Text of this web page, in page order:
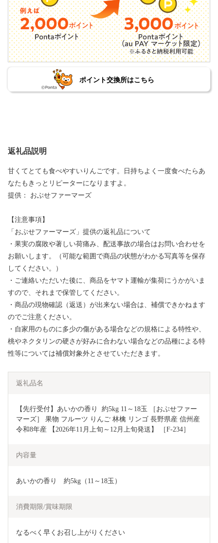
ポイント交換所はこちら
返礼品説明
甘くてとても食べやすいりんごです。日持ちよく一度食べたらあ
なたもきっとリピーターになりますよ。
提供： おぶせファーマーズ
【注意事項】
「おぶせファーマーズ」提供の返礼品について
・果実の腐敗や著しい荷痛み、配送事故の場合はお問い合わせを
お願いします。（可能な範囲で商品の状態がわかる写真等を保存
してください。）
・ご連絡いただいた後に、商品をヤマト運輸が集荷にうかがいま
すので、それまで保管してください。
・商品の現物確認（返送）が出来ない場合は、補償できかねます
のでご注意ください。
・自家用のものに多少の傷がある場合などの規格による特性や、
桃やネクタリンの硬さが好みに合わない場合などの品種による特
性等については補償対象外とさせていただきます。
返礼品名
【先行受付】あいかの香り  約5kg 11～18玉 ［おぶせファー
マーズ］ 果物 フルーツ りんご 林檎 リンゴ 長野県産 信州産
令和8年産 【2026年11月上旬～12月上旬発送】 ［F-234］
内容量
あいかの香り　約5kg（11～18玉）
消費期限/賞味期限
なるべく早くお召し上がりください